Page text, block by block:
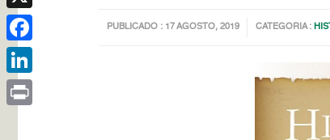
PUBLICADO : 17 AGOSTO, 2019 CATEGORIA :
X
Facebook
LinkedIn